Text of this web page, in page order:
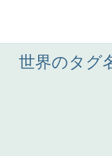
世界のタグ